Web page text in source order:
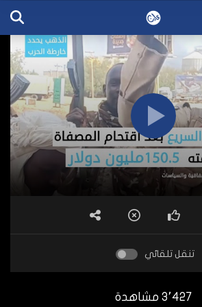
تنقل تلقائي
3٬427 مشاهدة